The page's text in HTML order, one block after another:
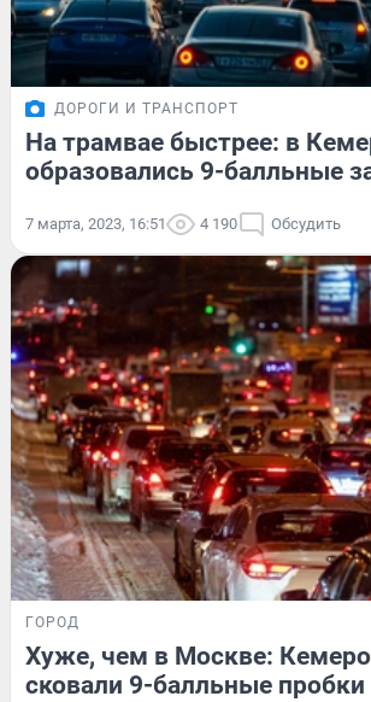
ДОРОГИ И ТРАНСПОРТ
На трамвае быстрее: в
образовались 9-балльные
7 марта, 2023, 16:51 4 190 Обсудить
ГОРОД
Хуже, чем в Москве:
сковали 9-балльные пробки